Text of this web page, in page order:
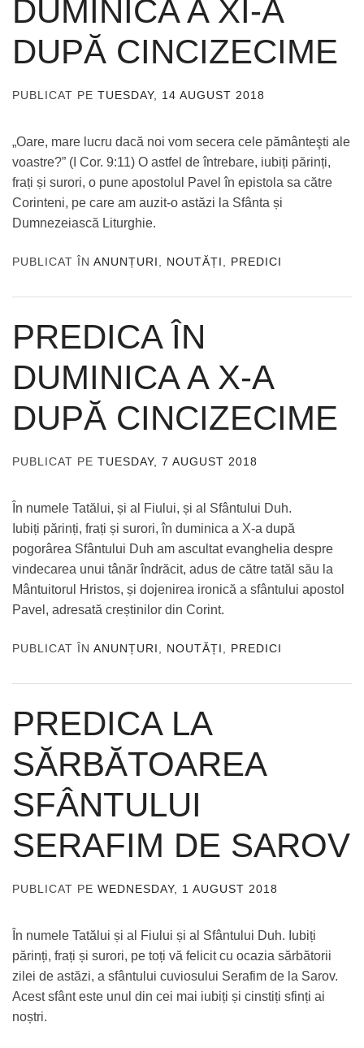
DUMINICA A XI-A
DUPĂ CINCIZECIME
PUBLICAT PE TUESDAY, 14 AUGUST 2018
„Oare, mare lucru dacă noi vom secera cele pământeşti ale
voastre?” (I Cor. 9:11) O astfel de întrebare, iubiți părinți,
frați și surori, o pune apostolul Pavel în epistola sa către
Corinteni, pe care am auzit-o astăzi la Sfânta și
Dumnezeiască Liturghie.
PUBLICAT ÎN ANUNȚURI NOUTĂȚI PREDICI
PREDICA ÎN
DUMINICA A X-A
DUPĂ CINCIZECIME
PUBLICAT PE TUESDAY, 7 AUGUST 2018
În numele Tatălui, și al Fiului, și al Sfântului Duh.
Iubiți părinți, frați și surori, în duminica a X-a după
pogorârea Sfântului Duh am ascultat evanghelia despre
vindecarea unui tânăr îndrăcit, adus de către tatăl său la
Mântuitorul Hristos, și dojenirea ironică a sfântului apostol
Pavel, adresată creștinilor din Corint.
PUBLICAT ÎN ANUNȚURI NOUTĂȚI PREDICI
PREDICA LA
SĂRBĂTOAREA
SFÂNTULUI
SERAFIM DE SAROV
PUBLICAT PE WEDNESDAY, 1 AUGUST 2018
În numele Tatălui și al Fiului și al Sfântului Duh. Iubiți
părinți, frați și surori, pe toți vă felicit cu ocazia sărbătorii
zilei de astăzi, a sfântului cuviosului Serafim de la Sarov.
Acest sfânt este unul din cei mai iubiți și cinstiți sfinți ai
noștri.